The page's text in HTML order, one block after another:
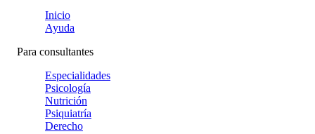
Inicio
Ayuda
Para consultantes
Especialidades
Psicología
Nutrición
Psiquiatría
Derecho